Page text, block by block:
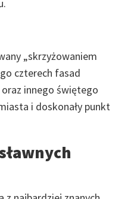
„skrzyżowaniem
czterech fasad
innego świętego
i doskonały punkt